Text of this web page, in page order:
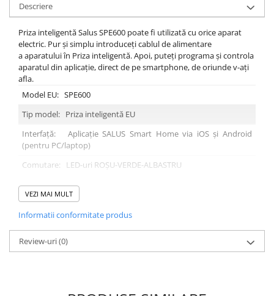
Descriere
Priza inteligentă Salus SPE600 poate fi utilizată cu orice aparat
electric. Pur și simplu introduceți cablul de alimentare
a aparatului în Priza inteligentă. Apoi, puteți programa și controla
aparatul din aplicație, direct de pe smartphone, de oriunde v-ați
afla.
Model EU: SPE600
Tip model: Priza inteligentă EU
Interfață: Aplicație SALUS Smart Home via iOS și Android
(pentru PC/laptop)
Comutare: LED-uri ROȘU-VERDE-ALBASTRU
Alimentare
Amperaj maxim
Protecție
IP 30
Semnal RF
ZigBee Pro HA
VEZI MAI MULT
Informatii conformitate produs
Review-uri(0)